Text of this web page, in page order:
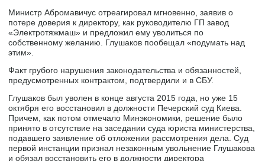
Министр Абромавичус отреагировал мгновенно, заявив о
потере доверия к директору, как руководителю ГП завод
«Электротяжмаш» и предложил ему уволиться по
собственному желанию. Глушаков пообещал «подумать над
этим».
Факт грубого нарушения законодательства и обязанностей,
предусмотренных контрактом, подтвердили и в СБУ.
Глушаков был уволен в конце августа 2015 года, но уже 15
октября его восстановил в должности Печерский суд Киева.
Причем, как потом отмечало Минэкономики, решение было
принято в отсутствие на заседании суда юриста министерства,
подавшего заявление об отложении рассмотрения дела. Суд
первой инстанции признал незаконным увольнение Глушакова
и обязал восстановить его в должности директора